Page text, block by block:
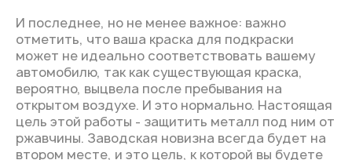
И последнее, но не менее важное: важно
отметить, что ваша краска для подкраски
может не идеально соответствовать вашему
автомобилю, так как существующая краска,
вероятно, выцвела после пребывания на
открытом воздухе. И это нормально. Настоящая
цель этой работы - защитить металл под ним от
ржавчины. Заводская новизна всегда будет на
втором месте, и это цель, к которой вы будете